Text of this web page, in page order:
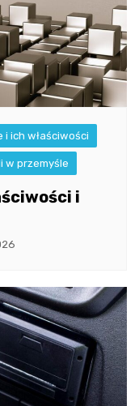
i ich właściwości
w przemyśle
i